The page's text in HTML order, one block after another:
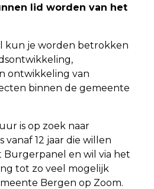
lid worden van het
kun je worden betrokken
ontwikkeling van
binnen de gemeente
is op zoek naar
12 jaar die willen
Burgerpanel en wil via het
tot zo veel mogelijk
Bergen op Zoom.